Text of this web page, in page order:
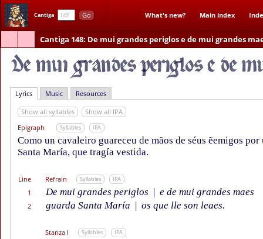
Cantiga Go What's new? Main index
Cantiga 148: De mui grandes periglos e de mui grandes
Lyrics Music Resources
Show all syllables
Show all IPA
Epigraph
Syllables IPA
Como un cavaleiro guareceu de mãos de séus ẽemigos por
Santa María, que tragía vestida.
Line Refrain Syllables IPA
1 De mui grandes periglos | e de mui grandes maes
2 guarda Santa María | os que lle son leaes.
Stanza I Syllables IPA